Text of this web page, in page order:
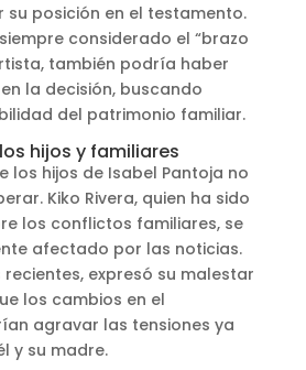
posición en el testamento.
considerado el “brazo
también podría haber
la decisión, buscando
del patrimonio familiar.
hijos y familiares
los hijos de Isabel Pantoja no
Kiko Rivera, quien ha sido
los conflictos familiares, se
afectado por las noticias.
recientes, expresó su malestar
los cambios en el
agravar las tensiones ya
y su madre.